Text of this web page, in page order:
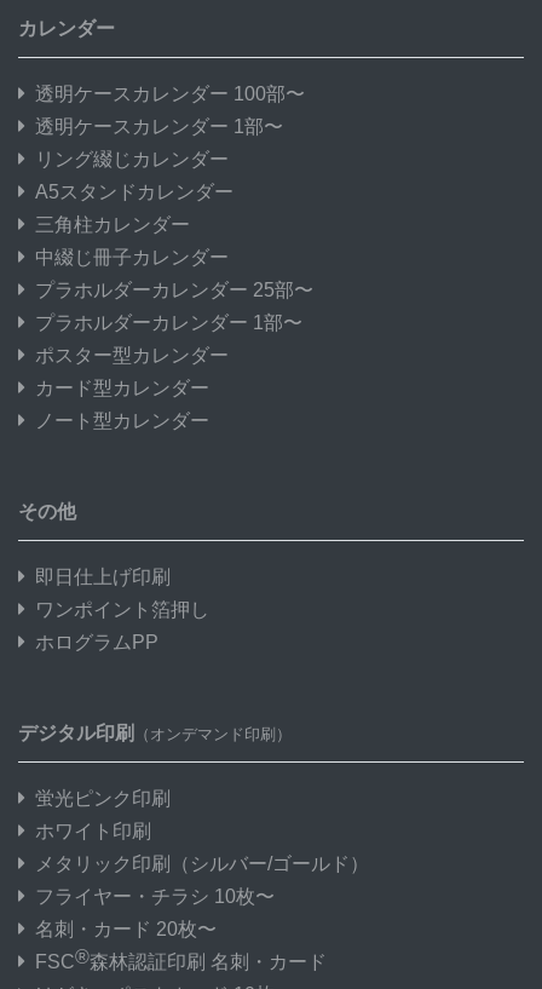
カレンダー
透明ケースカレンダー 100部〜
透明ケースカレンダー 1部〜
リング綴じカレンダー
A5スタンドカレンダー
三角柱カレンダー
中綴じ冊子カレンダー
プラホルダーカレンダー 25部〜
プラホルダーカレンダー 1部〜
ポスター型カレンダー
カード型カレンダー
ノート型カレンダー
その他
即日仕上げ印刷
ワンポイント箔押し
ホログラムPP
デジタル印刷 （オンデマンド印刷）
蛍光ピンク印刷
ホワイト印刷
メタリック印刷
（シルバー/ゴールド）
フライヤー・チラシ 10枚〜
名刺・カード 20枚〜
FSC®森林認証印刷 名刺・カード